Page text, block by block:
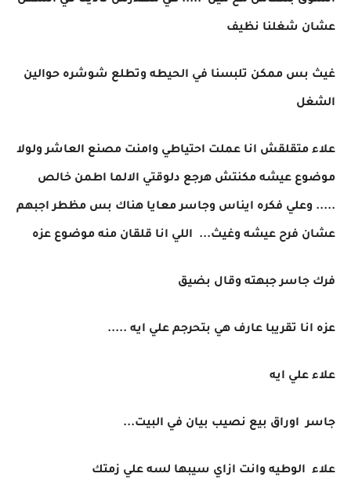
عشان شغلنا نظيف
غيث بس ممكن تلبسنا في الحيطه وتطلع شوشره حوالين
الشغل
علاء متقلقش انا عملت احتياطي وامنت مصنع العاشر ولولا
موضوع عيشه مكنتش هرجع دلوقتي الالما اطمن خالص
..... وعلي فكره ايناس وجاسر معايا هناك بس مظطر اجبهم
عشان فرح عيشه وغيث... اللي انا قلقان منه موضوع عزه
فرك جاسر جبهته وقال بضيق
عزه انا تقريبا عارف هي بتحرجم علي ايه .....
علاء علي ايه
جاسر اوراق بيع نصيب بيان في البيت...
علاء الوطيه وانت ازاي سيبها لسه علي زمتك